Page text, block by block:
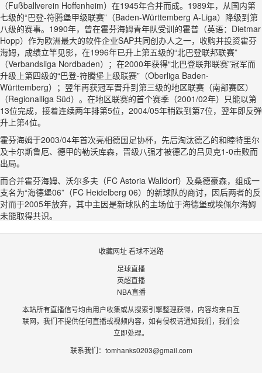
（Fußballverein Hoffenheim）在1945年合并而成。1989年，从国内第
七级的“巴登-符腾堡甲级联赛”（Baden-Württemberg A-Liga）降级到第
八级的赛事。1990年，曾在霍芬海姆青年队受训的霍普（英语：Dietmar
Hopp）作为欧洲最大的软件企业SAP共同创办人之一，收购并投资霍芬
海姆，成绩立竿见影，在1996年已升上第五级的“北巴登联邦联赛”
（Verbandsliga Nordbaden）；在2000年获得“北巴登联邦联赛”冠军而
升级上第四级的“巴登-符腾堡上级联赛”（Oberliga Baden-
Württemberg）；翌年再获冠军晋升到第三级的地区联赛（南部赛区）
（Regionalliga Süd）。在地区联赛的首个赛季（2001/02年）只能以第
13位完成，接着连续两年排第5位，2004/05年稍跌到第7位，翌年即反弹
升上第4位。
霍芬海姆于2003/04年首次亮相德国足协杯，先后淘汰德乙的和睦特里尔
及卡尔斯鲁厄、德甲的勒沃库森，晋级八强才被德乙的吕贝克1-0击败而
出局。
而合并霍芬海姆、沃尔多夫（FC Astoria Walldorf）及桑德豪森，组成一
支名为“海德堡06”（FC Heidelberg 06）的新球队的商讨，因后两者的反
对而于2005年放弃，其中主因是新球队的主场位于海德堡或埃佩尔海姆
未能取得共识。
收藏网址 看球不迷路
足球直播
英超直播
NBA直播
本站所有直播信号均由用户收集或从搜索引擎整理获得，内容均来自互
联网，我们不提供任何直播或视频内容，如有侵权请通知我们，我们会
立即处理。
联系我们： tomhanks0203@gmail.com